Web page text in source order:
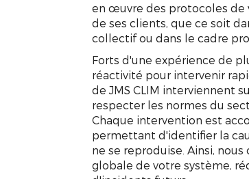
en œuvre des protocoles de
de ses clients, que ce soit
collectif ou dans le cadre
Forts d'une expérience de
réactivité pour intervenir
de JMS CLIM interviennent
respecter les normes du
Chaque intervention est
permettant d'identifier la
ne se reproduise. Ainsi,
globale de votre système,